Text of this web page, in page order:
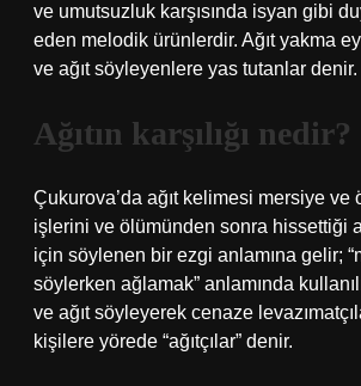
ve umutsuzluk karşısında isyan gibi
eden melodik ürünlerdir. Ağıt yakma
ve ağıt söyleyenlere yas tutanlar denir.
Ağıtın karşılığı nedir?
Çukurova’da ağıt kelimesi mersiye ve
işlerini ve ölümünden sonra hissettiği
için söylenen bir ezgi anlamına gelir;
söylerken ağlamak” anlamında
ve ağıt söyleyerek cenaze
kişilere yörede “ağıtçılar” denir.